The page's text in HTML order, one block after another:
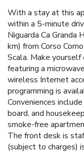
With a stay at this
within a 5-minute
Niguarda Ca
km) from Corso
Scala. Make
featuring a
wireless Internet
programming is
Conveniences
board, and
smoke-free
The front desk is
(subject to charges)